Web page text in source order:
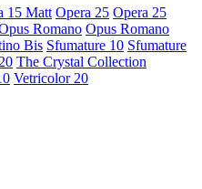
15 Matt Opera 25 Opera 25
Romano Opus Romano
Bis Sfumature 10 Sfumature
The Crystal Collection
Vetricolor 20